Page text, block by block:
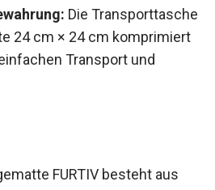
Die
auf kompakte 24 cm ×
werden, ideal für
und Lagerung.
FURTIV besteht aus